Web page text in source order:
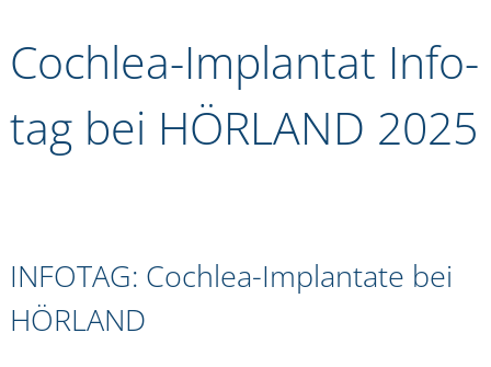
Cochlea-Implantat Info­
tag bei HÖRLAND 2025
INFOTAG: Cochlea-Implantate bei
HÖRLAND